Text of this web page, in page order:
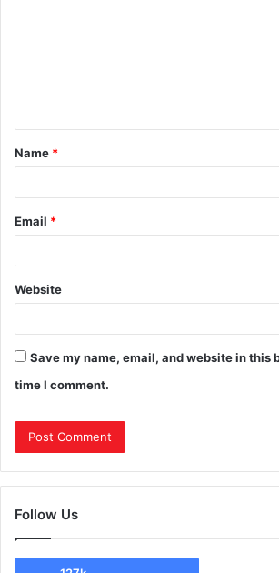
Name *
Email *
Website
Save my name, email, and website in this
time I comment.
Follow Us